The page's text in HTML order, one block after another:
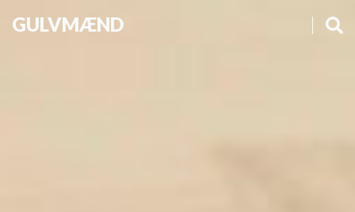
GULVMÆND